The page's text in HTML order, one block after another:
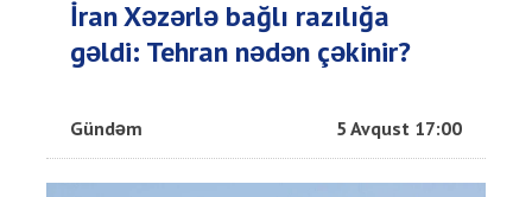
İran Xəzərlə bağlı razılığa
gəldi: Tehran nədən çəkinir?
Gündəm 5 Avqust 17:00